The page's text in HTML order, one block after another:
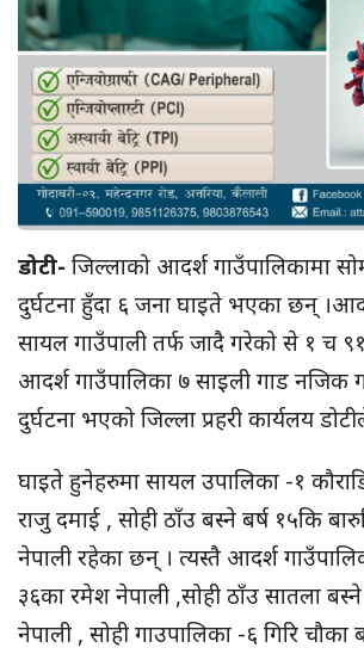
डोटी- जिल्लाको आदर्श गाउँपालिकामा
दुर्घटना हुँदा ६ जना घाइते भएका छन्
सायल गाउँपाली तर्फ जादै गरेको से १ च
आदर्श गाउँपालिका ७ साइली गाड नजिक
दुर्घटना भएको जिल्ला प्रहरी कार्यलय
घाइते हुनेहरुमा सायल उपालिका -१
राजु दमाई , सोही ठाँउ बस्ने बर्ष १५कि
नेपाली रहेका छन् । त्यस्तै आदर्श
३६का रमेश नेपाली ,सोही ठाँउ सातला
नेपाली , सोही गाउपालिका -६ गिरि